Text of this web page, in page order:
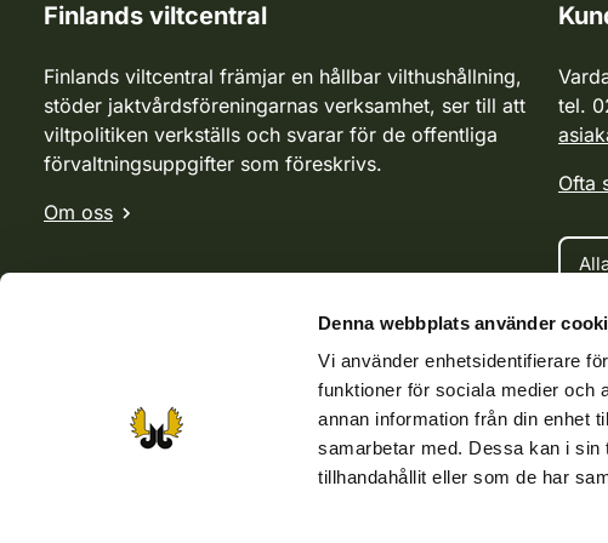
Denna webbplats använder
Vi använder enhetsidentifierare
funktioner för sociala medier och
annan information från din enhet
samarbetar med. Dessa kan i sin
tillhandahållit eller som de har
Finlands viltcentral
Finlands viltcentral främjar en hållbar vilthushållning,
stöder jaktvårdsföreningarnas verksamhet, ser till att
viltpolitiken verkställs och svarar för de offentliga
förvaltningsuppgifter som föreskrivs.
Om oss
tel.
Ofta
Oma